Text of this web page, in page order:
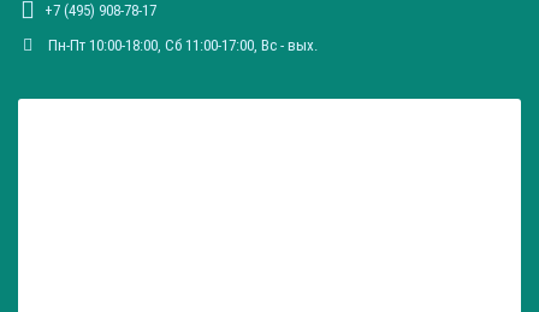
+7 (495) 908-78-17
Пн-Пт 10:00-18:00, Сб 11:00-17:00, Вc - вых.